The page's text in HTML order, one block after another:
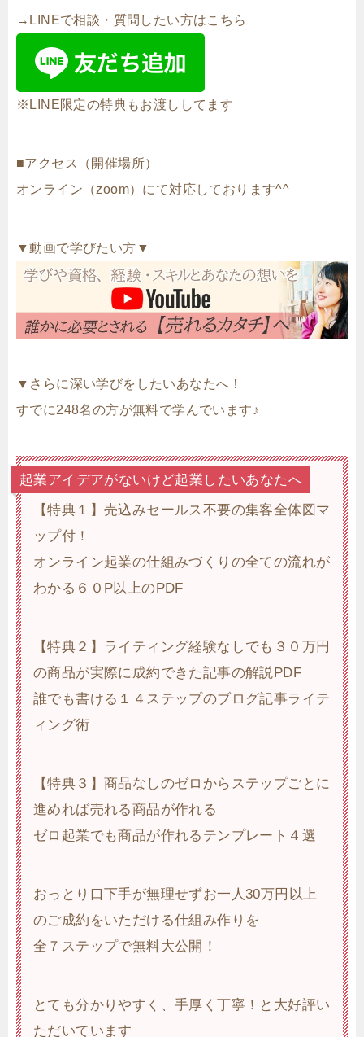
→LINEで相談・質問したい方はこちら
※LINE限定の特典もお渡ししてます
■アクセス（開催場所）
オンライン（zoom）にて対応しております^^
▼動画で学びたい方▼
▼さらに深い学びをしたいあなたへ！
すでに248名の方が無料で学んでいます♪
起業アイデアがないけど起業したいあなたへ
【特典１】売込みセールス不要の集客全体図マ
ップ付！
オンライン起業の仕組みづくりの全ての流れが
わかる６０P以上のPDF
【特典２】ライティング経験なしでも３０万円
の商品が実際に成約できた記事の解説PDF
誰でも書ける１４ステップのブログ記事ライテ
ィング術
【特典３】商品なしのゼロからステップごとに
進めれば売れる商品が作れる
ゼロ起業でも商品が作れるテンプレート４選
おっとり口下手が無理せずお一人30万円以上
のご成約をいただける仕組み作りを
全７ステップで無料大公開！
とても分かりやすく、手厚く丁寧！と大好評い
ただいています